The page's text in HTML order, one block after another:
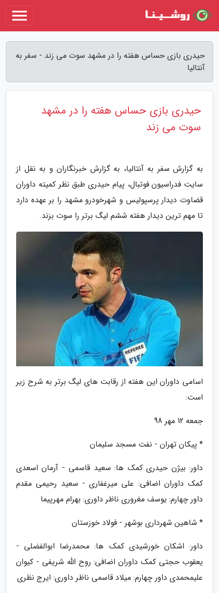
حیدری بازی حساس هفته را در مشهد سوت می زند - سفر به
آنتالیا
حیدری بازی حساس هفته را در مشهد
سوت می زند
به گزارش سفر به آنتالیا، به گزارش خبرنگاران و به نقل از
سایت فدراسیون فوتبال، پیام حیدری طبق نظر کمیته داوران
قضاوت دیدار پرسپولیس و شهرخودرو مشهد را بر عهده دارد
تا مهم ترین دیدار هفته ششم لیگ برتر را سوت بزند.
اسامی داوران این هفته از رقابت های لیگ برتر به شرح زیر
است:
جمعه 12 مهر 98
* پیکان تهران - نفت مسجد سلیمان
داور: بیژن حیدری کمک ها: سعید قاسمی - آرمان اسعدی
کمک داوران اضافی: علی میرغفاری - سعید رحیمی مقدم
داور چهارم: یوسف مغروری ناظر داوری: بهرام مهرپیما
* شاهین شهرداری بوشهر - فولاد خوزستان
داور: اشکان خورشیدی کمک ها: محمدرضا ابوالفضلی -
یعقوب حجتی کمک داوران اضافی: روح الله شریفی - کیوان
علیمحمدی داور چهارم: میلاد قاسمی ناظر داوری: ایرج نظری